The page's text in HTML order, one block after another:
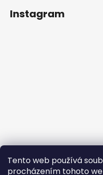
Tento web používá
procházením tohoto
Instagram